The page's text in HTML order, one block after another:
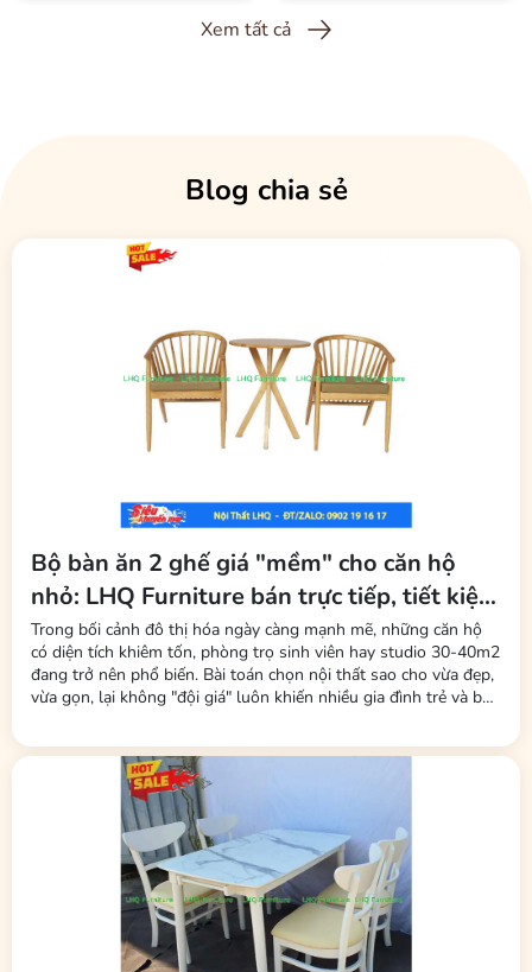
thấm, giữ độ bền cao theo thời gian.
Kiểm tra sản phẩm trước khi thanh toán
Vận chuyển và lắp đặt toàn quốc
Gửi hàng qua nhà xe hoặc Viettel Post, đóng gói cẩn
thận, thời gian 3-7 ngày.
Công năng đa dụng
Nhà hàng, quán ăn:Mặt giả đá dễ lau chùi, ghế Panda ôm lưng
tăng trải nghiệm khách hàng.
Quán cà phê, homestay:Tạo không gian hiện đại, ấm cúng.
Kết luận
Với mức giá chỉ2.300.000đ, bộ bàn 1m2 giả đá 4 ghế Panda – có cả
màu tự nhiên và màu Walnut – là sự đầu tư thông minh cho tổ ấm
của bạn. Liên hệ ngay hotline0902 19 16 17để được tư vấn và đặt
hàng!
Xem tất cả
Blog chia sẻ
Bộ bàn ăn 2 ghế giá "mềm" cho căn hộ
nhỏ: LHQ Furniture bán trực tiếp, tiết kiệm
tối đa phí trung gian
Trong bối cảnh đô thị hóa ngày càng mạnh mẽ, những căn hộ
có diện tích khiêm tốn, phòng trọ sinh viên hay studio 30-40m2
đang trở nên phổ biến. Bài toán chọn nội thất sao cho vừa đẹp,
vừa gọn, lại không "đội giá" luôn khiến nhiều gia đình trẻ và bạn
Cao Su) đã tung ra thị trường dòng sản phẩm bộ bàn ăn 2 ghế